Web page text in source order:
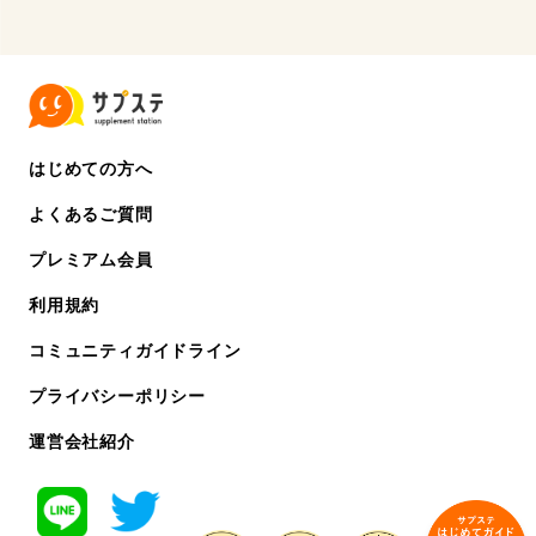
はじめての方へ
よくあるご質問
プレミアム会員
利用規約
コミュニティガイドライン
プライバシーポリシー
運営会社紹介